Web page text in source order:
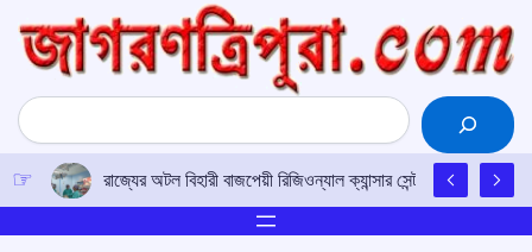
content
Search
রাজ্যের অটল বিহারী বাজপেয়ী রিজিওন্যাল ক্যান্সার সেন্টারে উত্তর-